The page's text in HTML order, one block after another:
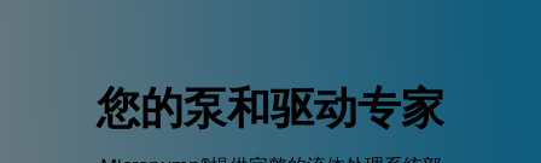
您的泵和驱动专家